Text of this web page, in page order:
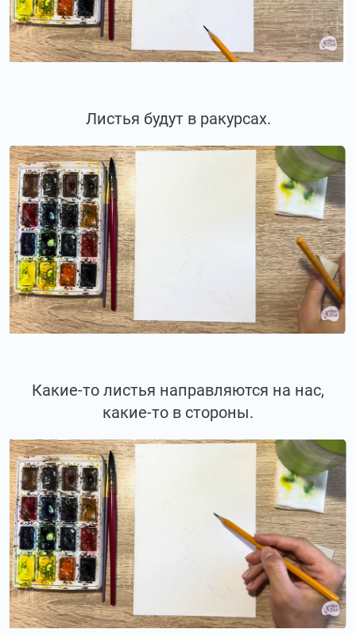
Листья будут в ракурсах.
Какие-то листья направляются на нас,
какие-то в стороны.